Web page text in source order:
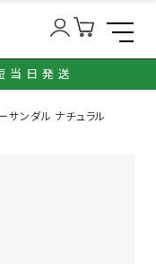
当日発送
サンダル ナチュラル